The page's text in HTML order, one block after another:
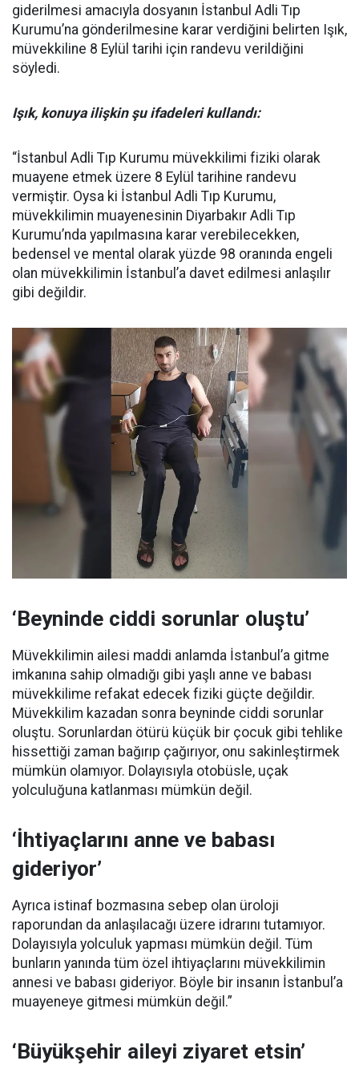
giderilmesi amacıyla dosyanın İstanbul Adli Tıp
Kurumu’na gönderilmesine karar verdiğini belirten Işık,
müvekkiline 8 Eylül tarihi için randevu verildiğini
söyledi.
Işık, konuya ilişkin şu ifadeleri kullandı:
“İstanbul Adli Tıp Kurumu müvekkilimi fiziki olarak
muayene etmek üzere 8 Eylül tarihine randevu
vermiştir. Oysa ki İstanbul Adli Tıp Kurumu,
müvekkilimin muayenesinin Diyarbakır Adli Tıp
Kurumu’nda yapılmasına karar verebilecekken,
bedensel ve mental olarak yüzde 98 oranında engeli
olan müvekkilimin İstanbul’a davet edilmesi anlaşılır
gibi değildir.
‘Beyninde ciddi sorunlar oluştu’
Müvekkilimin ailesi maddi anlamda İstanbul’a gitme
imkanına sahip olmadığı gibi yaşlı anne ve babası
müvekkilime refakat edecek fiziki güçte değildir.
Müvekkilim kazadan sonra beyninde ciddi sorunlar
oluştu. Sorunlardan ötürü küçük bir çocuk gibi tehlike
hissettiği zaman bağırıp çağırıyor, onu sakinleştirmek
mümkün olamıyor. Dolayısıyla otobüsle, uçak
yolculuğuna katlanması mümkün değil.
‘İhtiyaçlarını anne ve babası
gideriyor’
Ayrıca istinaf bozmasına sebep olan üroloji
raporundan da anlaşılacağı üzere idrarını tutamıyor.
Dolayısıyla yolculuk yapması mümkün değil. Tüm
bunların yanında tüm özel ihtiyaçlarını müvekkilimin
annesi ve babası gideriyor. Böyle bir insanın İstanbul’a
muayeneye gitmesi mümkün değil.”
‘Büyükşehir aileyi ziyaret etsin’